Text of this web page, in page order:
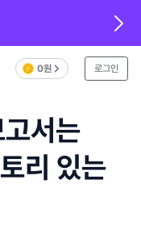
0원 로그인
서는
리 있는